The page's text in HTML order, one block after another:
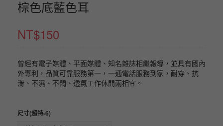
棕色底藍色耳
NT$150
曾經有電子媒體、平面媒體、知名雜誌相繼報導，並具有國內
外專利，品質可靠服務第一，一通電話服務到家，耐穿、抗
滑、不濕、不悶、透氣工作休閒兩相宜。
尺寸(超特-6)